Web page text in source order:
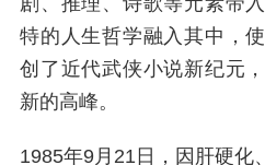
特的人生哲学融入其中，
创了近代武侠小说新纪元
新的高峰。
1985年9月21日，因肝硬化